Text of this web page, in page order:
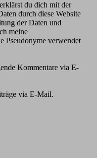
du dich mit der
durch diese Website
der Daten und
meine
Pseudonyme verwendet
Kommentare via E-
via E-Mail.